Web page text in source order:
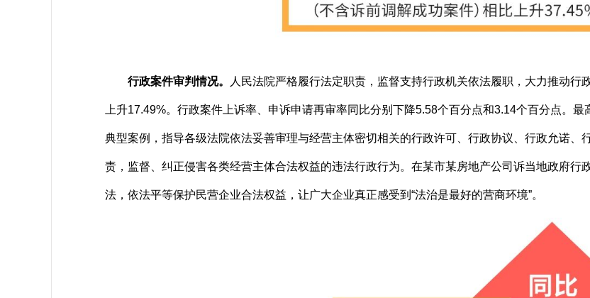
行政案件审判情况。 人民法院严格履行法定职责，监督支持行政机关依法履职，大力推动
上升17.49%。行政案件上诉率、申诉申请再审率同比分别下降5.58个百分点和3.14个百分点。
典型案例，指导各级法院依法妥善审理与经营主体密切相关的行政许可、行政协议、行政允诺、
责，监督、纠正侵害各类经营主体合法权益的违法行政行为。在某市某房地产公司诉当地政府行
法，依法平等保护民营企业合法权益，让广大企业真正感受到“法治是最好的营商环境”。